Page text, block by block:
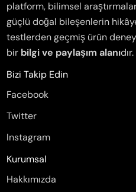
platform, bilimsel
güçlü doğal bileşenlerin
testlerden geçmiş ürün
bir bilgi ve paylaşım alanıdır.
Bizi Takip Edin
Facebook
Twitter
Instagram
Kurumsal
Hakkımızda